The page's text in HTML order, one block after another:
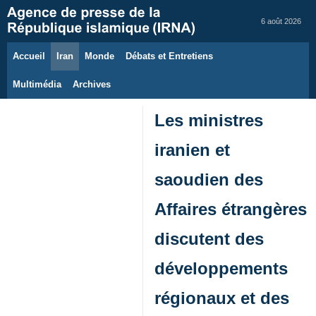
6 août 2026
Accueil Iran Monde Débats et Entretiens
Multimédia Archives
Les ministres
iranien et
saoudien des
Affaires étrangères
discutent des
développements
régionaux et des